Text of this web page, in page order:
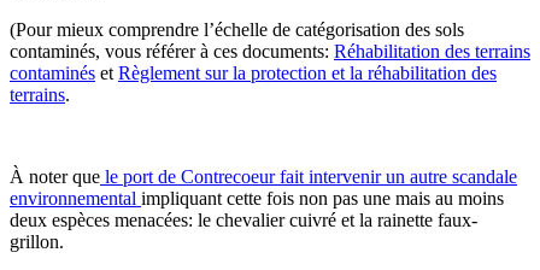
(Pour mieux comprendre l’échelle de catégorisation des sols
contaminés, vous référer à ces documents: Réhabilitation des terrains
contaminés et Règlement sur la protection et la réhabilitation des
terrains.
À noter que le port de Contrecoeur fait intervenir un autre scandale
environnemental impliquant cette fois non pas une mais au moins
deux espèces menacées: le chevalier cuivré et la rainette faux-
grillon.